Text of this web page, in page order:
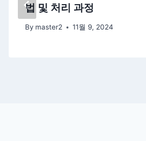
법 및 처리 과정
By master2 11월 9, 2024